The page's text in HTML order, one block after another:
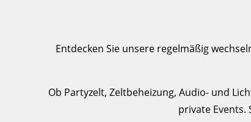
Bierzeltgarniturhusse
Entdecken Sie unsere regelmäßig
Ob Partyzelt, Zeltbeheizung, Audio- und
private Events.